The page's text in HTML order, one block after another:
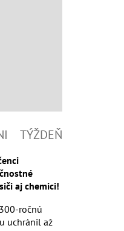
TÝŽDEŇ
aj chemici!
ročnú
uchránil až